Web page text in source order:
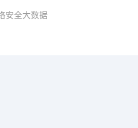
安全大数据